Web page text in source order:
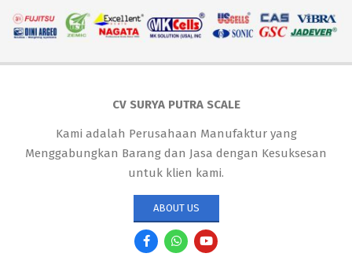
CV SURYA PUTRA SCALE
Kami adalah Perusahaan Manufaktur yang
Menggabungkan Barang dan Jasa dengan Kesuksesan
untuk klien kami.
ABOUT US